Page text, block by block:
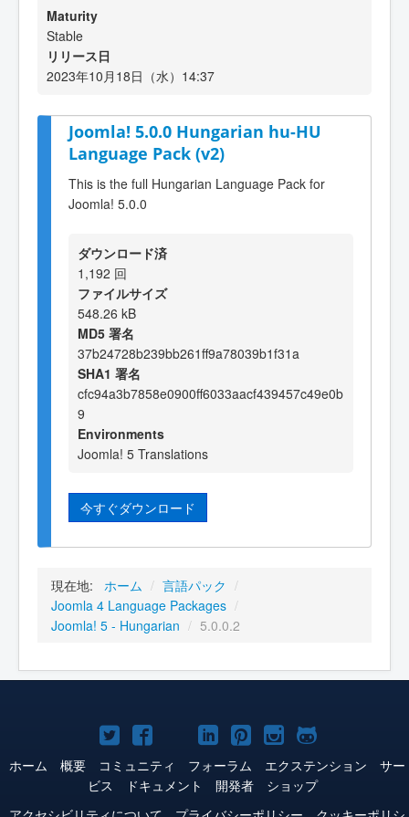
Maturity
Stable
リリース日
2023年10月18日（水）14:37
Joomla! 5.0.0 Hungarian hu-HU
Language Pack (v2)
This is the full Hungarian Language Pack for
Joomla! 5.0.0
ダウンロード済
1,192 回
ファイルサイズ
548.26 kB
MD5 署名
37b24728b239bb261ff9a78039b1f31a
SHA1 署名
cfc94a3b7858e0900ff6033aacf439457c49e0b
9
Environments
Joomla! 5 Translations
今すぐダウンロード
現在地: ホーム / 言語パック /
Joomla 4 Language Packages /
Joomla! 5 - Hungarian / 5.0.0.2
Joomla!
Twitter
Joomla!
Facebook
Joomla!
YouTube
Joomla!
LinkedIn
Joomla!
Pinterest
Joomla!
Instagram
Joomla!
GitHub
ホーム 概要 コミュニティ フォーラム エクステンション
サー
ビス
ドキュメント 開発者
ショップ